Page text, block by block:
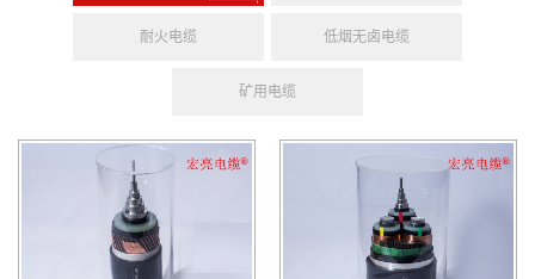
耐火电缆 低烟无卤电缆
矿用电缆